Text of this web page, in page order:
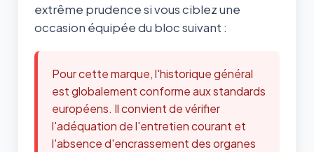
extrême prudence si vous ciblez une
occasion équipée du bloc suivant :
Pour cette marque, l'historique général
est globalement conforme aux standards
européens. Il convient de vérifier
l'adéquation de l'entretien courant et
l'absence d'encrassement des organes